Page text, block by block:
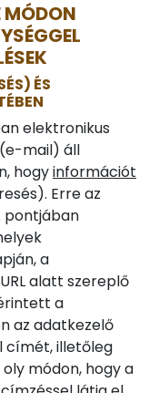
MÓDON
ÉS
elektronikus
mail) áll
hogyinformációt
Erre az
pontjában
a
URL alatt szereplő
a
az adatkezelő
címét, illetőleg
módon, hogy a